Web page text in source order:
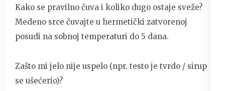
Kako se pravilno čuva i koliko dugo ostaje sveže?
Medeno srce čuvajte u hermetički zatvorenoj
posudi na sobnoj temperaturi do 5 dana.
Zašto mi jelo nije uspelo (npr. testo je tvrdo / sirup
se ušećerio)?